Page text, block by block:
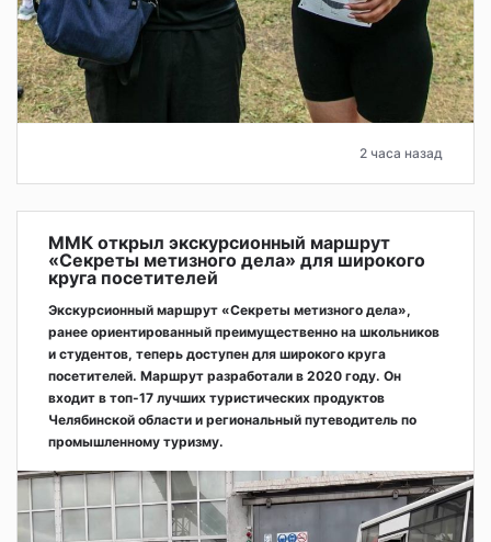
2 часа назад
ММК открыл экскурсионный маршрут
«Секреты метизного дела» для широкого
круга посетителей
Экскурсионный маршрут «Секреты метизного дела»,
ранее ориентированный преимущественно на школьников
и студентов, теперь доступен для широкого круга
посетителей. Маршрут разработали в 2020 году. Он
входит в топ-17 лучших туристических продуктов
Челябинской области и региональный путеводитель по
промышленному туризму.